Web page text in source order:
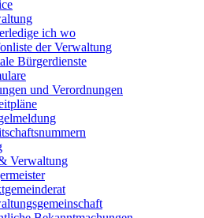
ich wo
der Verwaltung
Bürgerdienste
und Verordnungen
Verwaltung